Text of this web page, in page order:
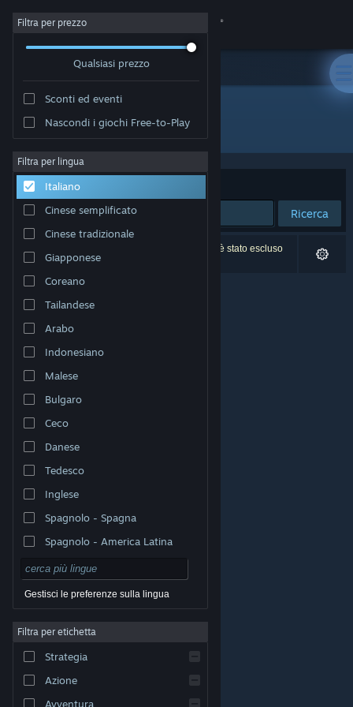
Accedi
Informazioni
Assistenza
Cambia la lingua
Ottieni l'app mobile di Steam
Visualizza il sito web per desktop
appartengono ai rispettivi proprietari negli Stati Uniti e
legali|
Steam| Rimborsi|
Filtra per prezzo
Qualsiasi prezzo
Sconti ed eventi
Nascondi i giochi Free-to-Play
Filtra per lingua
Italiano
Cinese semplificato
Cinese tradizionale
Giapponese
Coreano
Tailandese
Arabo
Indonesiano
Malese
Bulgaro
Ceco
Danese
Tedesco
Inglese
Spagnolo - Spagna
Spagnolo - America Latina
Gestisci le preferenze sulla lingua
Filtra per etichetta
Strategia
Azione
Avventura
Sviluppatore: Disafter Games
Ordina per Rilevanza
Ricerca
0 risultati corrispondono alla tua ricerca. 1 titolo è stato escluso
in base alle tue preferenze.